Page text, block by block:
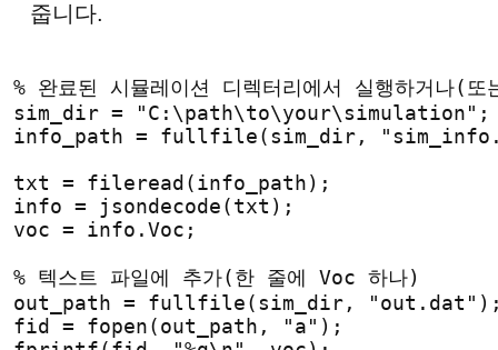
줍니다.
% 완료된 시뮬레이션 디렉터리에서 실행하거나(
sim_dir = "C:\path\to\your\simulation";
info_path = fullfile(sim_dir,
txt = fileread(info_path);
info = jsondecode(txt);
voc = info.Voc;
% 텍스트 파일에 추가(한 줄에 Voc 하나)
out_path = fullfile(sim_dir,
fid = fopen(out_path, "a");